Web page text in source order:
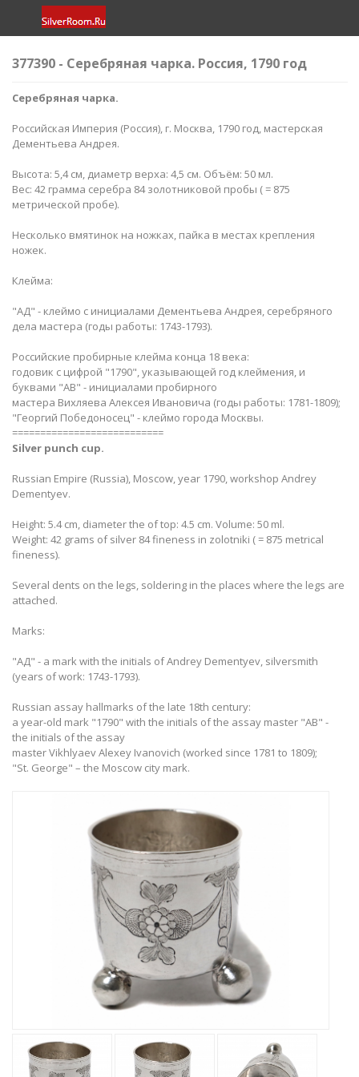
377390 - Серебряная чарка. Россия, 1790 год
Серебряная чарка.
Российская Империя (Россия), г. Москва, 1790 год, мастерская
Дементьева Андрея.
Высота: 5,4 см, диаметр верха: 4,5 см. Объём: 50 мл.
Вес: 42 грамма серебра 84 золотниковой пробы ( = 875
метрической пробе).
Несколько вмятинок на ножках, пайка в местах крепления
ножек.
Клейма:
"АД" - клеймо с инициалами Дементьева Андрея, серебряного
дела мастера (годы работы: 1743-1793).
Российские пробирные клейма конца 18 века:
годовик с цифрой "1790", указывающей год клеймения, и
буквами "АВ" - инициалами пробирного
мастера Вихляева Алексея Ивановича (годы работы: 1781-1809);
"Георгий Победоносец" - клеймо города Москвы.
===========================
Silver punch cup.
Russian Empire (Russia), Moscow, year 1790, workshop Andrey
Dementyev.
Height: 5.4 cm, diameter the of top: 4.5 cm. Volume: 50 ml.
Weight: 42 grams of silver 84 fineness in zolotniki ( = 875 metrical
fineness).
Several dents on the legs, soldering in the places where the legs are
attached.
Marks:
"АД" - a mark with the initials of Andrey Dementyev, silversmith
(years of work: 1743-1793).
Russian assay hallmarks of the late 18th century:
a year-old mark "1790" with the initials of the assay master "AВ" -
the initials of the assay
master Vikhlyaev Alexey Ivanovich (worked since 1781 to 1809);
"St. George" – the Moscow city mark.